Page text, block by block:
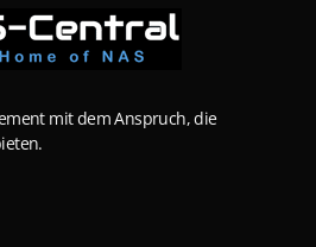
mit dem Anspruch, die